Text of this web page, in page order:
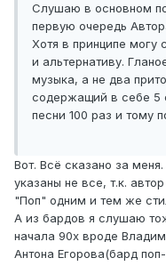
Слушаю в основном
первую очередь
Хотя в принципе могу
и альтернативу.
музыка, а не два
содержащий в себе 5
песни 100 раз и тому
Вот. Всё сказано за
указаны не все, т.к.
"Поп" одним и тем же
А из бардов я слушаю
начала 90х вроде
Антона Егорова(бард